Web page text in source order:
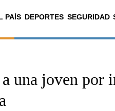
PAÍS DEPORTES SEGURIDAD
La ciudad
El país
Seguridad
una joven por